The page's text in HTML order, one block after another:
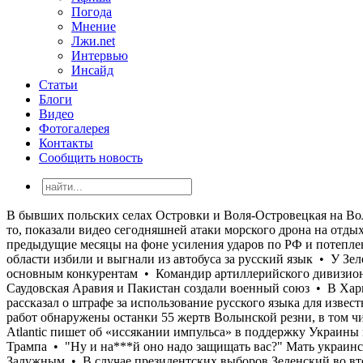
Погода
Мнение
Лжи.net
Интервью
Инсайд
Статьи
Блоги
Видео
Фотогалерея
Контакты
Сообщить новость
В бывших польских селах Островки и Воля-Островецкая на Волыни в результате эксгумационных работ обнаружены останки 55 жертв Волынской резни, в том числе 26 детей • ГУР, зачем-то, показали видео сегодняшней атаки морского дрона на отдыхающих на пляжах Ялты • The Atlantic пишет об «иссякании импульса» в поддержку Украины в США, который проявился в предыдущие месяцы на фоне усиления ударов по РФ и потепления в отношениях Зеленского и Трампа • "Ну и на***й оно надо защищать вас?" Мать украинского военного во Львовской области избили и выгнали из автобуса за русский язык • У Зеленского обострились отношения с Залужным • В случае президентских выборов Зеленский во втором туре проиграл бы всем основным конкурентам • Командир артиллерийского дивизиона одной из воинских частей, выполняющей боевые задачи на Харьковском направлении торговал тротилом • Турция, Саудовская Аравия и Пакистан создали военный союз • В Харькове тарифы на водоснабжение будут повышены в 3,5 раза • «Эту х@рню нужно заканчивать…»: Нардеп Гончаренко рассказал о штрафе за использование русского языка для известного украинского тренера • В бывших польских селах Островки и Воля-Островецкая на Волыни в результате эксгумационных работ обнаружены останки 55 жертв Волынской резни, в том числе 26 детей • ГУР, зачем-то, показали видео сегодняшней атаки морского дрона на отдыхающих на пляжах Ялты • The Atlantic пишет об «иссякании импульса» в поддержку Украины в США, который проявился в предыдущие месяцы на фоне усиления ударов по РФ и потепления в отношениях Зеленского и Трампа • "Ну и на***й оно надо защищать вас?" Мать украинского военного во Львовской области избили и выгнали из автобуса за русский язык • У Зеленского обострились отношения с Залужным • В случае президентских выборов Зеленский во втором туре проиграл бы всем основным конкурентам • Командир артиллерийского дивизиона одной из воинских частей, выполняющей боевые задачи на Харьковском направлении торговал тротилом • Турция, Саудовская Аравия и Пакистан создали военный союз • В Харькове тарифы на водоснабжение будут повышены в 3,5 раза • «Эту х@рню нужно заканчивать…»: Нардеп Гончаренко рассказал о штрафе за использование русского языка для известного украинского тренера • В бывших польских селах Островки и Воля-Островецкая на Волыни в результате эксгумационных работ обнаружены останки 55 жертв Волынской резни, в том числе 26 детей • ГУР, зачем-то, показали видео сегодняшней атаки морского дрона на отдыхающих на пляжах Ялты • The Atlantic пишет об «иссякании импульса» в поддержку Украины в США, который проявился в предыдущие месяцы на фоне усиления ударов по РФ и потепления в отношениях Зеленского и Трампа • "Ну и на***й оно надо защищать вас?" Мать украинского военного во Львовской области избили и выгнали из автобуса за русский язык • У Зеленского обострились отношения с Залужным • В случае президентских выборов Зеленский во втором туре проиграл бы всем основным конкурентам • Командир артиллерийского дивизиона одной из воинских частей, выполняющей боевые задачи на Харьковском направлении торговал тротилом • Турция, Саудовская Аравия и Пакистан создали военный союз • В Харькове тарифы на водоснабжение будут повышены в 3,5